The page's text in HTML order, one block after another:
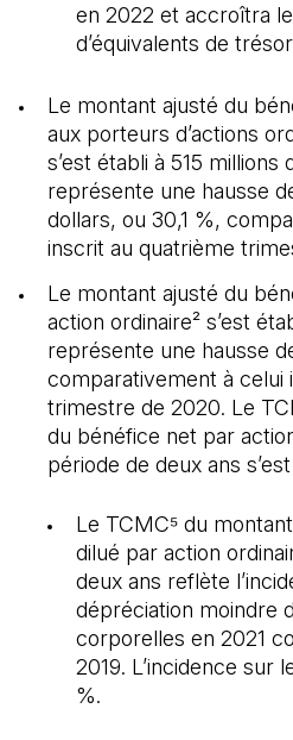
en 2022 et accroîtra
d’équivalents de
Le montant ajusté du
aux porteurs d’actions
s’est établi à 515 millions
représente une hausse
dollars, ou 30,1 %,
inscrit au quatrième
Le montant ajusté du
action ordinaire² s’est
représente une hausse
comparativement à celui
trimestre de 2020. Le
du bénéfice net par
période de deux ans
Le TCMC⁵ du
dilué par action
deux ans reflète
dépréciation moindre
corporelles en 2021
2019. L’incidence sur
%.